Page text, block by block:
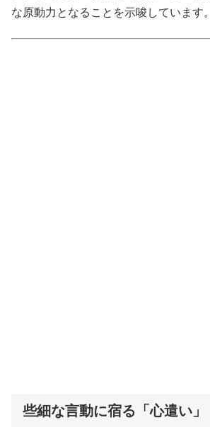
な原動力となることを示唆しています。
些細な言動に宿る「心遣い」